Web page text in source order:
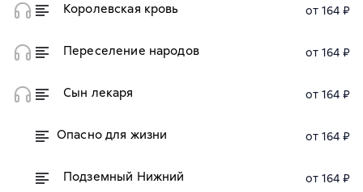
Королевская кровь от 164 ₽
Переселение народов от 164 ₽
Сын лекаря от 164 ₽
Опасно для жизни от 164 ₽
Подземный Нижний от 164 ₽